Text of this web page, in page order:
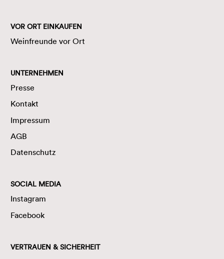
VOR ORT EINKAUFEN
Weinfreunde vor Ort
UNTERNEHMEN
Presse
Kontakt
Impressum
AGB
Datenschutz
SOCIAL MEDIA
Instagram
Facebook
VERTRAUEN & SICHERHEIT